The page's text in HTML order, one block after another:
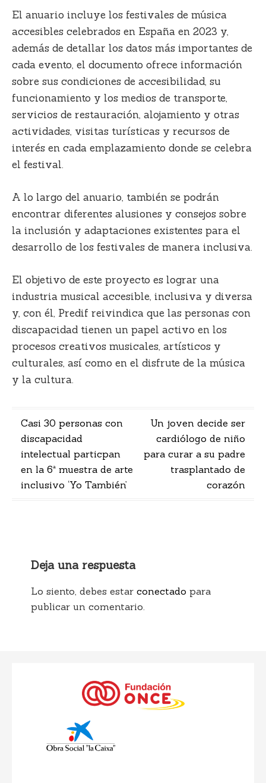
El anuario incluye los festivales de música
accesibles celebrados en España en 2023 y,
además de detallar los datos más importantes de
cada evento, el documento ofrece información
sobre sus condiciones de accesibilidad, su
funcionamiento y los medios de transporte,
servicios de restauración, alojamiento y otras
actividades, visitas turísticas y recursos de
interés en cada emplazamiento donde se celebra
el festival.
A lo largo del anuario, también se podrán
encontrar diferentes alusiones y consejos sobre
la inclusión y adaptaciones existentes para el
desarrollo de los festivales de manera inclusiva.
El objetivo de este proyecto es lograr una
industria musical accesible, inclusiva y diversa
y, con él, Predif reivindica que las personas con
discapacidad tienen un papel activo en los
procesos creativos musicales, artísticos y
culturales, así como en el disfrute de la música
y la cultura.
Navegación
de
entradas
Casi 30 personas con
discapacidad
intelectual particpan
en la 6ª muestra de arte
inclusivo ‘Yo También’
Un joven decide ser
cardiólogo de niño
para curar a su padre
trasplantado de
corazón
Deja una respuesta
Lo siento, debes estar conectado para
publicar un comentario.